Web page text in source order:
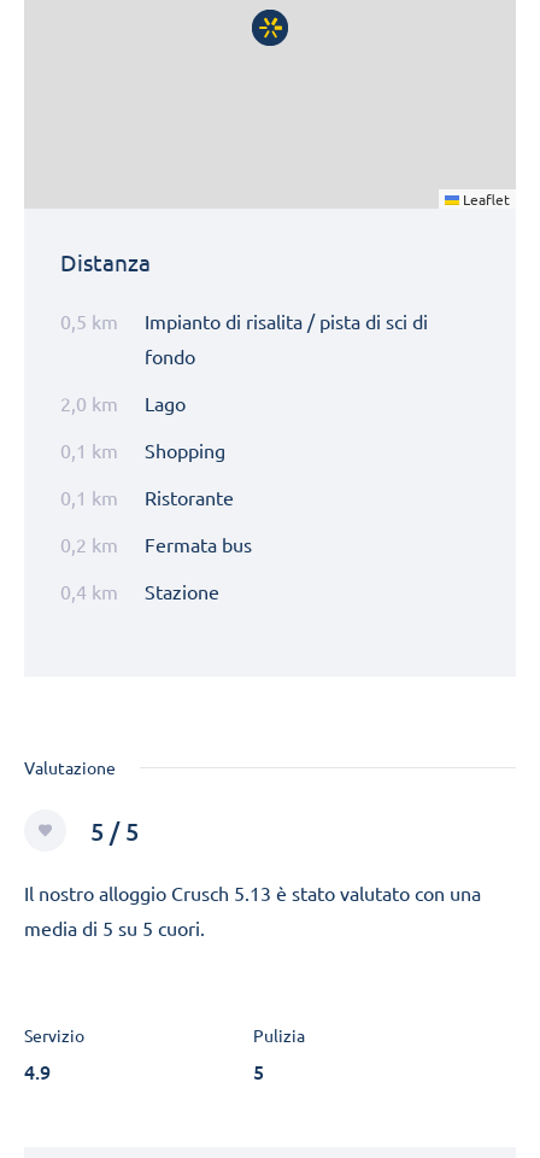
Leaflet
Distanza
Impianto di risalita / pista di sci di
fondo
0,5 km
Lago
2,0 km
Shopping
0,1 km
Ristorante
0,1 km
Fermata bus
0,2 km
Stazione
0,4 km
Valutazione
5 / 5
Il nostro alloggio Crusch 5.13 è stato valutato con una
media di 5 su 5 cuori.
Servizio
4.9
Pulizia
5